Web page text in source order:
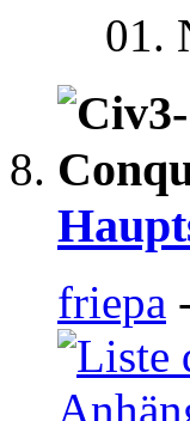
01.
friepa